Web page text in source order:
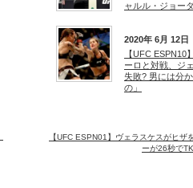
ャルル・ジョー
2020年 6月 12日
【UFC ESPN10
ーロと対戦、ジ
失敗? 男には分
の」
【UFC ESPN01】ヴェラスケスがヒ
ーが26秒で